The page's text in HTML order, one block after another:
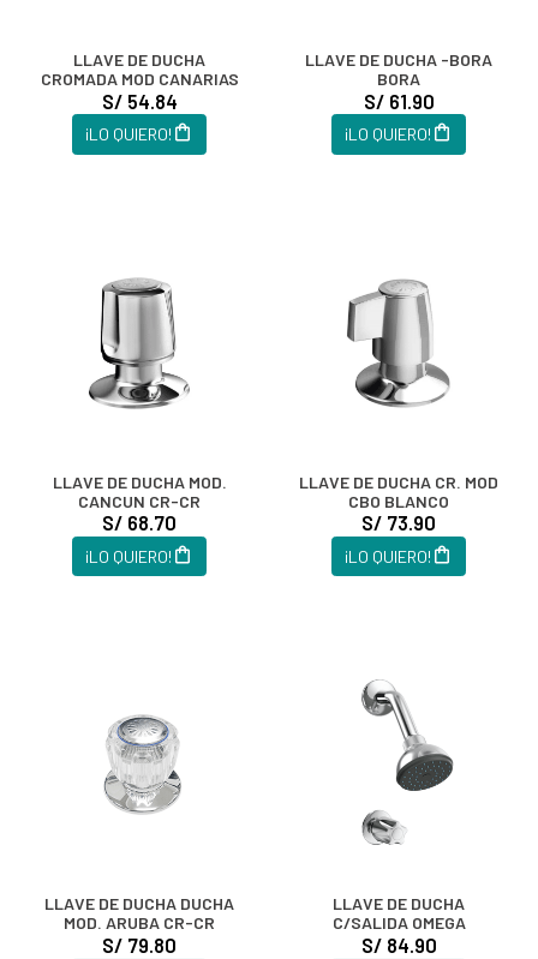
LLAVE DE DUCHA
CROMADA MOD CANARIAS
S/ 54.84
¡LO QUIERO!
LLAVE DE DUCHA -BORA
BORA
S/ 61.90
¡LO QUIERO!
LLAVE DE DUCHA MOD.
CANCUN CR-CR
S/ 68.70
¡LO QUIERO!
LLAVE DE DUCHA CR. MOD
CBO BLANCO
S/ 73.90
¡LO QUIERO!
LLAVE DE DUCHA DUCHA
MOD. ARUBA CR-CR
S/ 79.80
LLAVE DE DUCHA
C/SALIDA OMEGA
S/ 84.90